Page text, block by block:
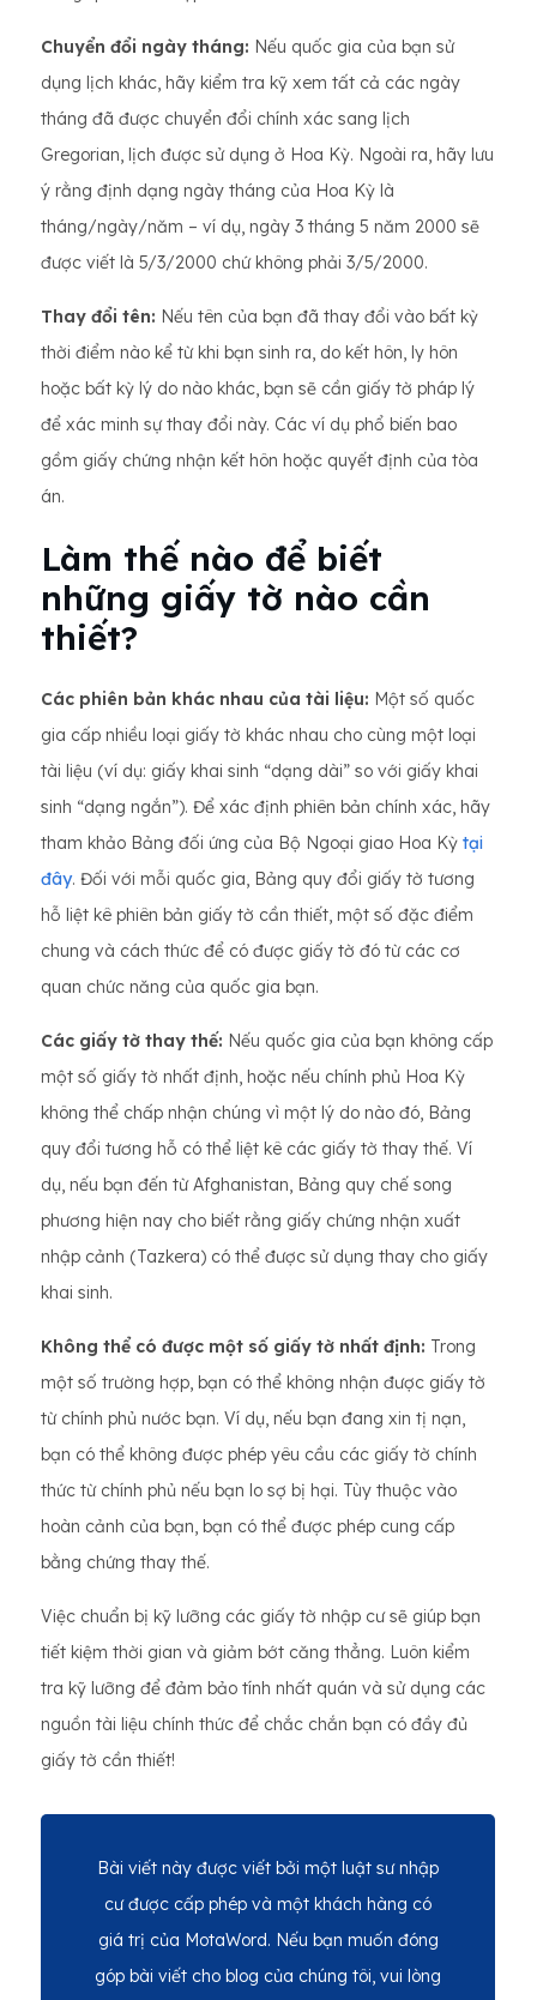
Chuyển đổi ngày tháng: Nếu quốc gia của bạn sử
dụng lịch khác, hãy kiểm tra kỹ xem tất cả các ngày
tháng đã được chuyển đổi chính xác sang lịch
Gregorian, lịch được sử dụng ở Hoa Kỳ. Ngoài ra, hãy lưu
ý rằng định dạng ngày tháng của Hoa Kỳ là
tháng/ngày/năm – ví dụ, ngày 3 tháng 5 năm 2000 sẽ
được viết là 5/3/2000 chứ không phải 3/5/2000.
Thay đổi tên: Nếu tên của bạn đã thay đổi vào bất kỳ
thời điểm nào kể từ khi bạn sinh ra, do kết hôn, ly hôn
hoặc bất kỳ lý do nào khác, bạn sẽ cần giấy tờ pháp lý
để xác minh sự thay đổi này. Các ví dụ phổ biến bao
gồm giấy chứng nhận kết hôn hoặc quyết định của tòa
án.
Làm thế nào để biết
những giấy tờ nào cần
thiết?
Các phiên bản khác nhau của tài liệu: Một số quốc
gia cấp nhiều loại giấy tờ khác nhau cho cùng một loại
tài liệu (ví dụ: giấy khai sinh “dạng dài” so với giấy khai
sinh “dạng ngắn”). Để xác định phiên bản chính xác, hãy
tham khảo Bảng đối ứng của Bộ Ngoại giao Hoa Kỳ tại
đây. Đối với mỗi quốc gia, Bảng quy đổi giấy tờ tương
hỗ liệt kê phiên bản giấy tờ cần thiết, một số đặc điểm
chung và cách thức để có được giấy tờ đó từ các cơ
quan chức năng của quốc gia bạn.
Các giấy tờ thay thế: Nếu quốc gia của bạn không cấp
một số giấy tờ nhất định, hoặc nếu chính phủ Hoa Kỳ
không thể chấp nhận chúng vì một lý do nào đó, Bảng
quy đổi tương hỗ có thể liệt kê các giấy tờ thay thế. Ví
dụ, nếu bạn đến từ Afghanistan, Bảng quy chế song
phương hiện nay cho biết rằng giấy chứng nhận xuất
nhập cảnh (Tazkera) có thể được sử dụng thay cho giấy
khai sinh.
Không thể có được một số giấy tờ nhất định: Trong
một số trường hợp, bạn có thể không nhận được giấy tờ
từ chính phủ nước bạn. Ví dụ, nếu bạn đang xin tị nạn,
bạn có thể không được phép yêu cầu các giấy tờ chính
thức từ chính phủ nếu bạn lo sợ bị hại. Tùy thuộc vào
hoàn cảnh của bạn, bạn có thể được phép cung cấp
bằng chứng thay thế.
Việc chuẩn bị kỹ lưỡng các giấy tờ nhập cư sẽ giúp bạn
tiết kiệm thời gian và giảm bớt căng thẳng. Luôn kiểm
tra kỹ lưỡng để đảm bảo tính nhất quán và sử dụng các
nguồn tài liệu chính thức để chắc chắn bạn có đầy đủ
giấy tờ cần thiết!
Bài viết này được viết bởi một luật sư nhập
cư được cấp phép và một khách hàng có
giá trị của MotaWord. Nếu bạn muốn đóng
góp bài viết cho blog của chúng tôi, vui lòng